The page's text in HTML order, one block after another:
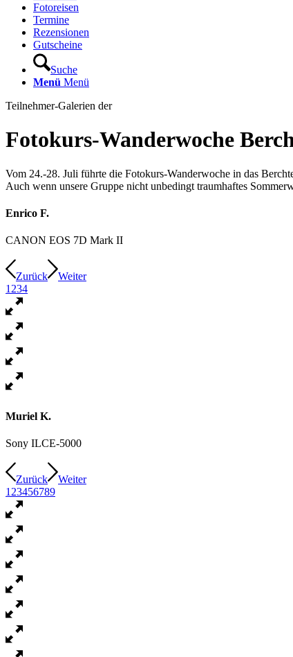
Fotoreisen
Termine
Rezensionen
Gutscheine
Suche
Menü Menü
Teilnehmer-Galerien der
Fotokurs-Wanderwoche
Vom 24.-28. Juli führte die Fotokurs-Wanderwoche in das
Auch wenn unsere Gruppe nicht unbedingt traumhaftes
Enrico F.
CANON EOS 7D Mark II
Zurück
Weiter
1234
Muriel K.
Sony ILCE-5000
Zurück
Weiter
1 23456789